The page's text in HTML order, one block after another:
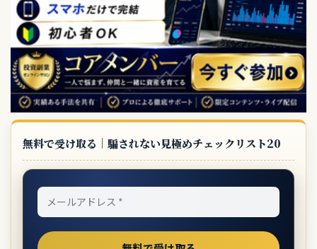
無料で受け取る｜騙されない見極めチェックリスト20